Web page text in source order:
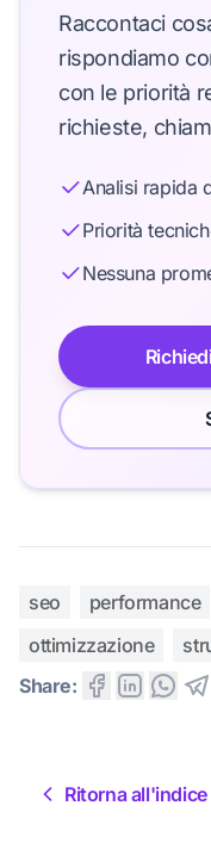
Raccontaci
rispondiamo
con le priorità
richieste,
Analisi rapida
Priorità
Nessuna
seo performance
ottimizzazione
Share:
Ritorna all'indice